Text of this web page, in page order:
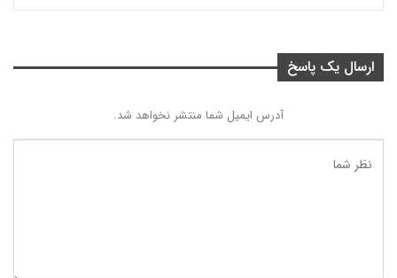
ارسال یک پاسخ
آدرس ایمیل شما منتشر نخواهد شد.